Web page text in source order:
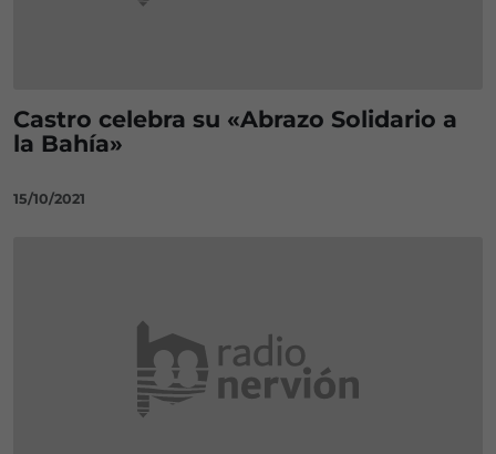
Castro celebra su «Abrazo Solidario a
la Bahía»
15/10/2021